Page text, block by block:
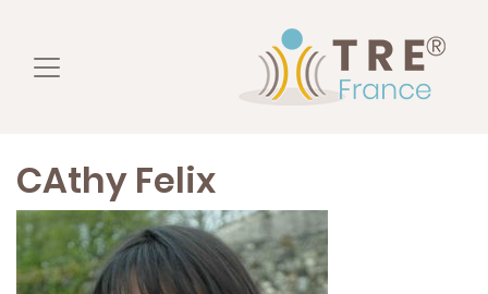
CAthy Felix